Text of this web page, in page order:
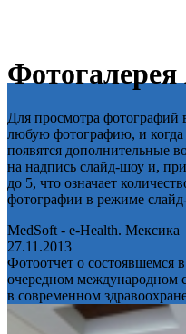
Для просмотра
любую фотографию, и когда
появятся дополнительные
на надпись слайд-шоу и,
до 5, что означает
фотографии в режиме
MedSoft - e-Health. Мексика
27.11.2013
Фотоотчет о состоявшемся
очередном международном
в современном